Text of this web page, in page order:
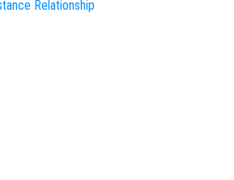
Relationship